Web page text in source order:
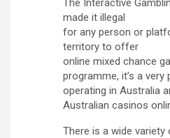
The Interactive
made it illegal
for any person or
territory to offer
online mixed chance
programme, it’s a
operating in Australia
Australian casinos
There is a wide variety